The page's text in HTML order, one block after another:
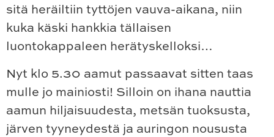
sitä heräiltiin tyttöjen vauva-aikana, niin
kuka käski hankkia tällaisen
luontokappaleen herätyskelloksi…
Nyt klo 5.30 aamut passaavat sitten taas
mulle jo mainiosti! Silloin on ihana nauttia
aamun hiljaisuudesta, metsän tuoksusta,
järven tyyneydestä ja auringon noususta